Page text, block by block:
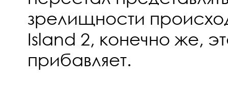
зрелищности
Island 2, конечно же,
прибавляет.